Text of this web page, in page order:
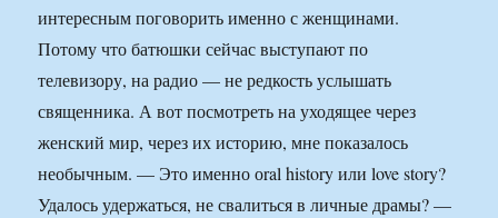
интересным поговорить именно с женщинами.
Потому что батюшки сейчас выступают по
телевизору, на радио — не редкость услышать
священника. А вот посмотреть на уходящее через
женский мир, через их историю, мне показалось
необычным. — Это именно оral history или love story?
Удалось удержаться, не свалиться в личные драмы? —